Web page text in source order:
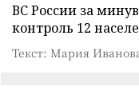
ВС России за
контроль 12
Текст: Мария